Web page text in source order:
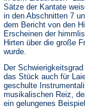
Sätze der Kantate
in den Abschnitten 7
dem Bericht von den
Erscheinen der
Hirten über die große
wurde.
Der
das Stück auch für
geschulte
musikalischen Reiz,
ein gelungenes